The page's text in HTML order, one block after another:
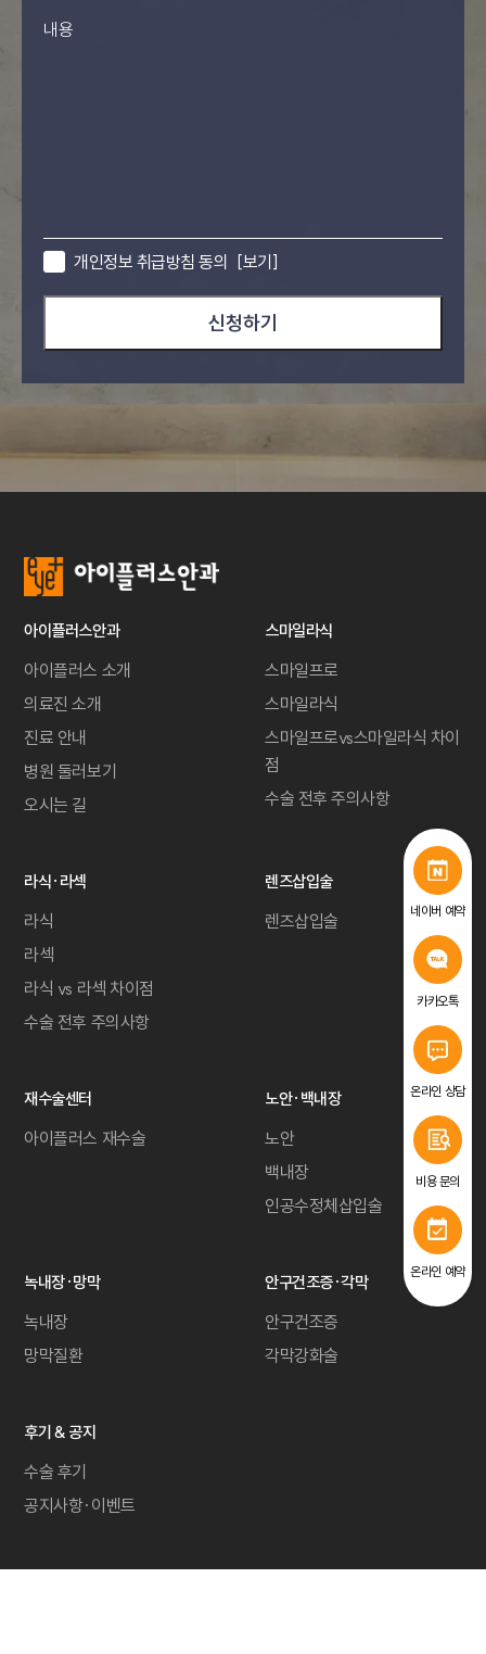
네이버 예약
카카오톡
온라인 상담
비용 문의
온라인 예약
내용
개인정보 취급방침 동의 [보기]
신청하기
아이플러스안과
아이플러스 소개
의료진 소개
진료 안내
병원 둘러보기
오시는 길
스마일라식
스마일프로
스마일라식
스마일프로vs스마일라식 차이
점
수술 전후 주의사항
라식·라섹
라식
라섹
라식 vs 라섹 차이점
수술 전후 주의사항
렌즈삽입술
렌즈삽입술
재수술센터
아이플러스 재수술
노안·백내장
노안
백내장
인공수정체삽입술
녹내장·망막
녹내장
망막질환
안구건조증·각막
안구건조증
각막강화술
후기 & 공지
수술 후기
공지사항·이벤트